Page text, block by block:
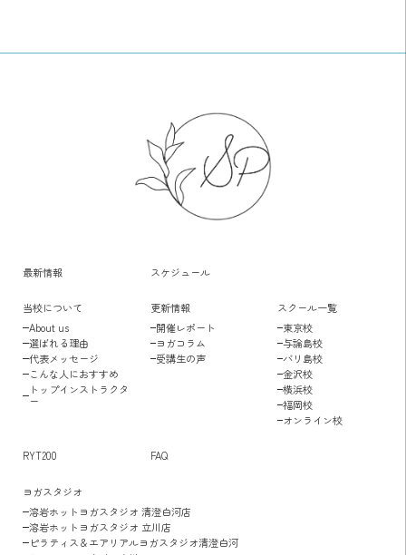
最新情報 スケジュール
当校について
About us
選ばれる理由
代表メッセージ
こんな人におすすめ
トップインストラクタ
ー
更新情報
開催レポート
ヨガコラム
受講生の声
RYT200 FAQ
スクール一覧
東京校
与論島校
バリ島校
金沢校
横浜校
福岡校
オンライン校
ヨガスタジオ
溶岩ホットヨガスタジオ 清澄白河店
溶岩ホットヨガスタジオ 立川店
ピラティス＆エアリアルヨガスタジオ清澄白河